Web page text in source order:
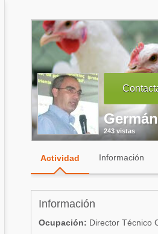
Comunidades en español
Agricultura
Balanceados - Piensos
Avicultura
Ganadería
Porcicultura
243 vistas
Actividad Información
Información
Ocupación: Director Técnico